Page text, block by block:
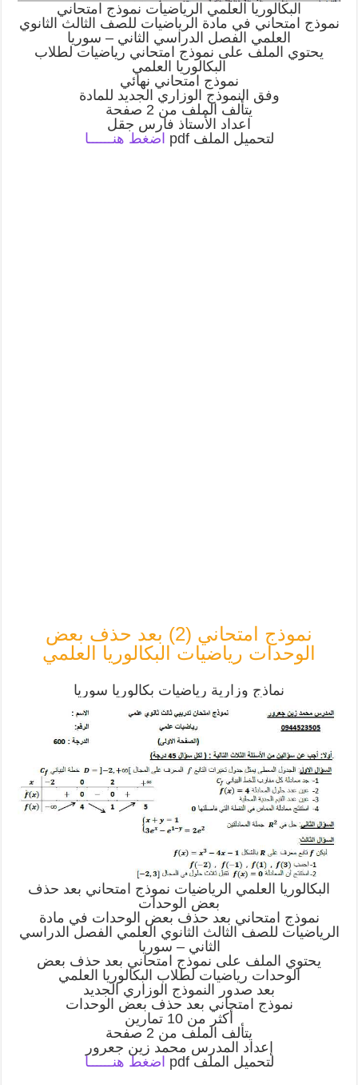
البكالوريا العلمي الرياضيات نموذج امتحاني
نموذج امتحاني في مادة الرياضيات للصف الثالث الثانوي
العلمي الفصل الدراسي الثاني – سوريا
يحتوي الملف على نموذج امتحاني رياضيات لطلاب
البكالوريا العلمي
نموذج امتحاني نهائي
وفق النموذج الوزاري الجديد للمادة
يتألف الملف من 2 صفحة
اعداد الأستاذ فارس جقل
لتحميل الملف pdf
اضغط هنــــــا
نموذج امتحاني (2) بعد حذف بعض
الوحدات رياضيات البكالوريا العلمي
نماذج وزارية رياضيات بكالوريا سوريا
البكالوريا العلمي الرياضيات نموذج امتحاني بعد حذف
بعض الوحدات
نموذج امتحاني بعد حذف بعض الوحدات في مادة
الرياضيات للصف الثالث الثانوي العلمي الفصل الدراسي
الثاني – سوريا
يحتوي الملف على نموذج امتحاني بعد حذف بعض
الوحدات رياضيات لطلاب البكالوريا العلمي
بعد صدور النموذج الوزاري الجديد
نموذج امتحاني بعد حذف بعض الوحدات
أكثر من 10 تمارين
يتألف الملف من 2 صفحة
إعداد المدرس محمد زين جعرور
لتحميل الملف pdf
اضغط هنــــــا